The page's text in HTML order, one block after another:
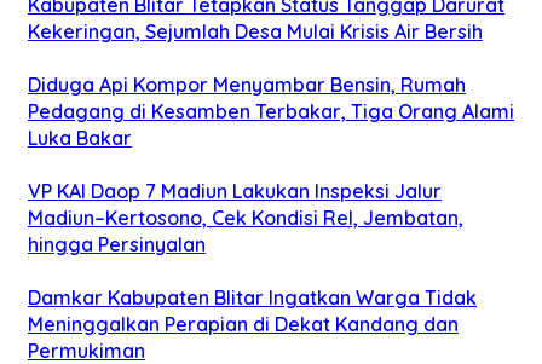
Kekeringan, Sejumlah Desa Mulai Krisis Air Bersih
Diduga Api Kompor Menyambar Bensin, Rumah
Pedagang di Kesamben Terbakar, Tiga Orang Alami
Luka Bakar
VP KAI Daop 7 Madiun Lakukan Inspeksi Jalur
Madiun–Kertosono, Cek Kondisi Rel, Jembatan,
hingga Persinyalan
Damkar Kabupaten Blitar Ingatkan Warga Tidak
Meninggalkan Perapian di Dekat Kandang dan
Permukiman